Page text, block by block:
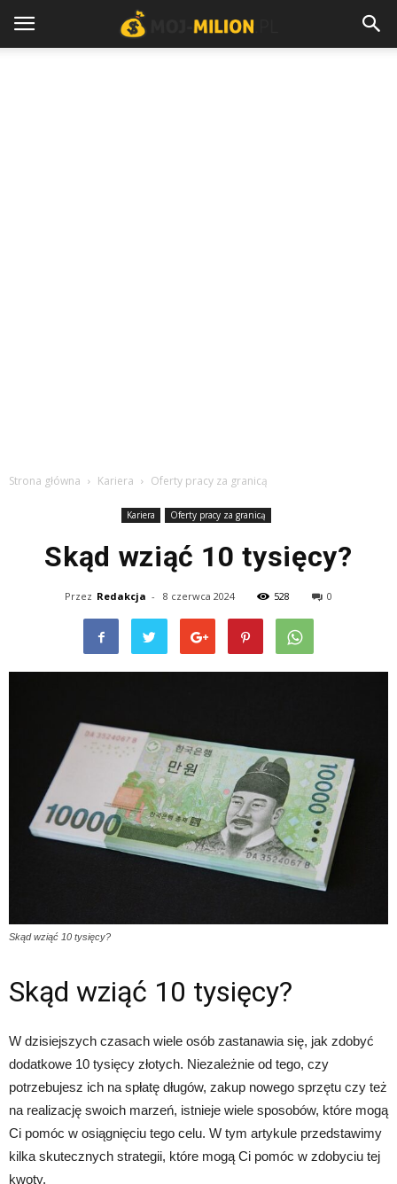
Strona główna Kariera Oferty pracy za granicą
Kariera Oferty pracy za granicą
Skąd wziąć 10 tysięcy?
Przez Redakcja - 8 czerwca 2024 528 0
Skąd wziąć 10 tysięcy?
Skąd wziąć 10 tysięcy?
W dzisiejszych czasach wiele osób zastanawia się, jak zdobyć
dodatkowe 10 tysięcy złotych. Niezależnie od tego, czy
potrzebujesz ich na spłatę długów, zakup nowego sprzętu czy też
na realizację swoich marzeń, istnieje wiele sposobów, które mogą
Ci pomóc w osiągnięciu tego celu. W tym artykule przedstawimy
kilka skutecznych strategii, które mogą Ci pomóc w zdobyciu tej
kwoty.